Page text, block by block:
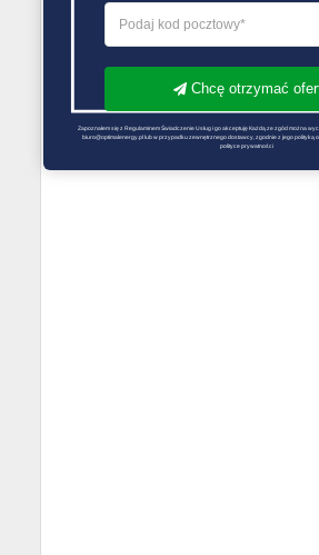
Chcę otrzymać
Zapoznałem się z Regulaminem Świadczenie Usług i go akceptuję Każdą ze zgód można
biuro@optimalenergy.pl lub w przypadku zewnętrznego dostawcy, zgodnie z jego polityką
polityce prywatności